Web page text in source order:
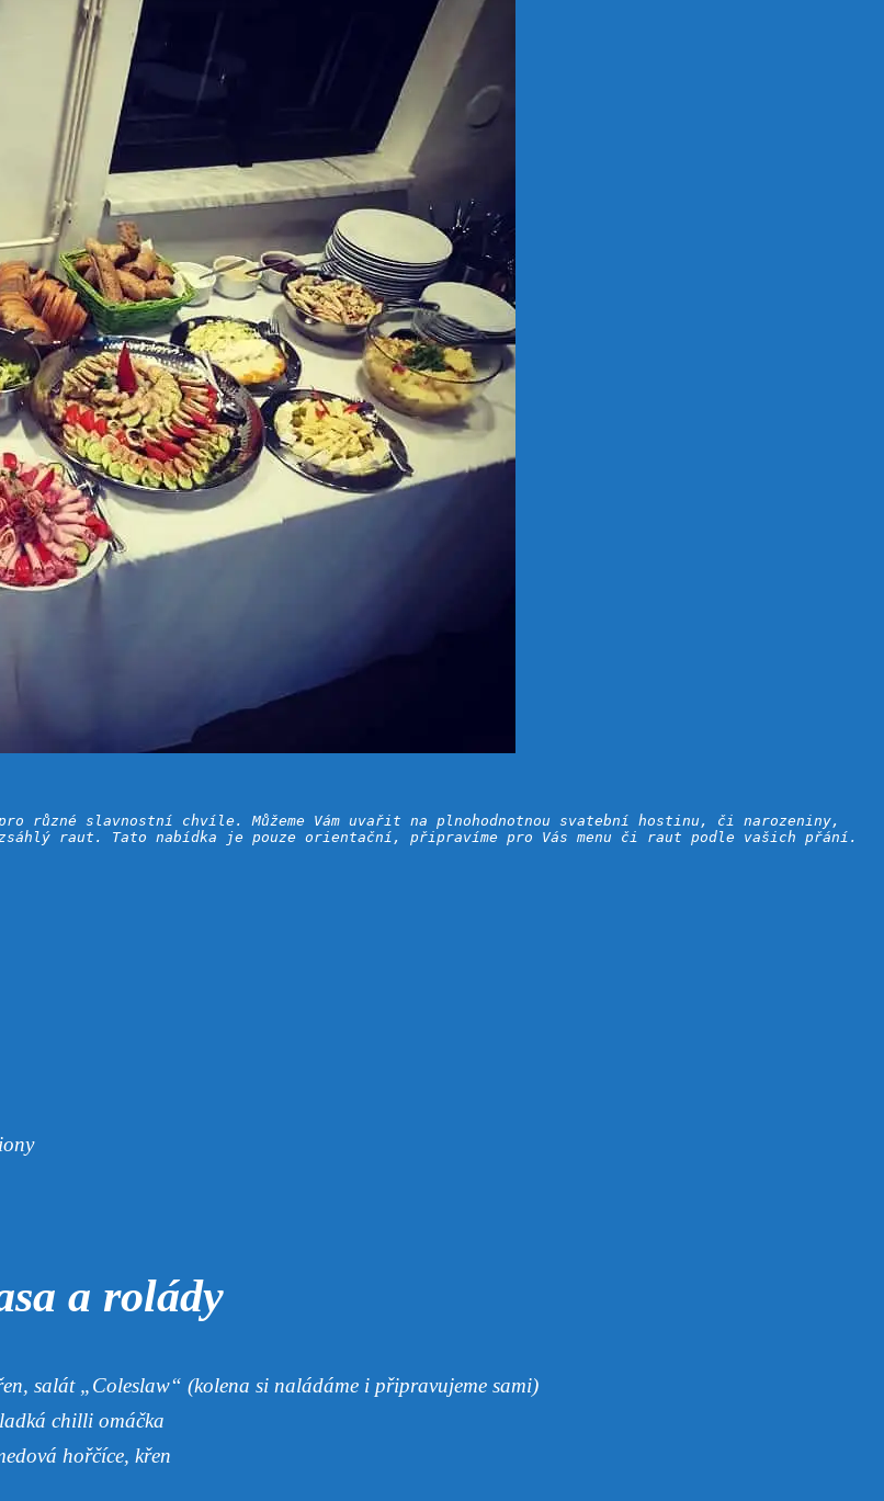
různé slavnostní chvíle. Můžeme Vám uvařit na plnohodnotnou svatební hostinu, či narozeniny,
raut. Tato nabídka je pouze orientační, připravíme pro Vás menu či raut podle vašich přání.
a rolády
salát „Coleslaw“ (kolena si naládáme i připravujeme sami)
chilli omáčka
hořčíce, křen